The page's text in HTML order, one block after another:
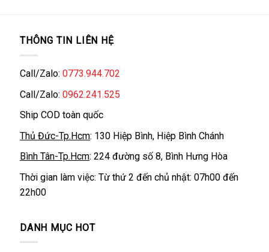
THÔNG TIN LIÊN HỆ
Call/Zalo: 0773.944.702
Call/Zalo: 0962.241.525
Ship COD toàn quốc
Thủ Đức-Tp.Hcm: 130 Hiệp Bình, Hiệp Bình Chánh
Bình Tân-Tp.Hcm: 224 đường số 8, Bình Hưng Hòa
Thời gian làm việc: Từ thứ 2 đến chủ nhật: 07h00 đến
22h00
DANH MỤC HOT